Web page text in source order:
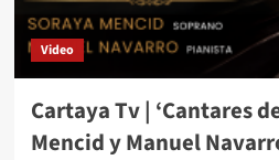
Video
Cartaya Tv | ‘Cantares
Mencid y Manuel